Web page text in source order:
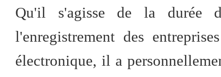
Qu'il s'agisse de la durée
l'enregistrement des
électronique, il a